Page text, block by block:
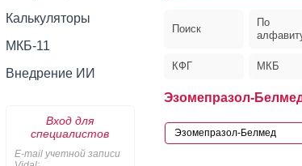
Калькуляторы
МКБ-11
Внедрение ИИ
Вход для
специалистов
E-mail учетной записи
Поиск
По
КФГ МКБ
Эзомепразол-